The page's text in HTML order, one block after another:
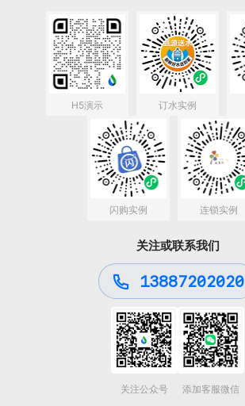
H5演示 订水实例
闪购实例 连锁实例
关注或联系我们
13887202020
关注公众号 添加客服微信